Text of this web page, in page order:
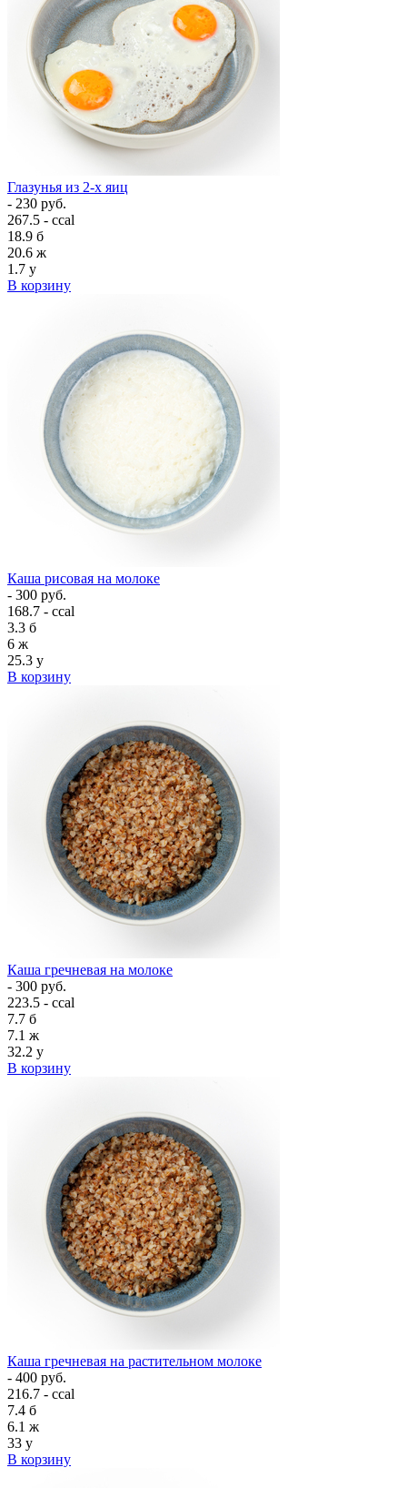
Глазунья из 2-х яиц
- 230 руб.
267.5 - ccal
18.9 б
20.6 ж
1.7 у
В корзину
Каша рисовая на молоке
- 300 руб.
168.7 - ccal
3.3 б
6 ж
25.3 у
В корзину
Каша гречневая на молоке
- 300 руб.
223.5 - ccal
7.7 б
7.1 ж
32.2 у
В корзину
Каша гречневая на растительном молоке
- 400 руб.
216.7 - ccal
7.4 б
6.1 ж
33 у
В корзину